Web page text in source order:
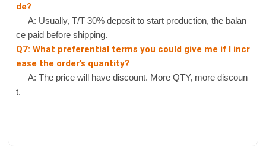
de?
A: Usually, T/T 30% deposit to start production, the balan
ce paid before shipping.
Q7: What preferential terms you could give me if I incr
ease the order’s quantity?
A: The price will have discount. More QTY, more discoun
t.